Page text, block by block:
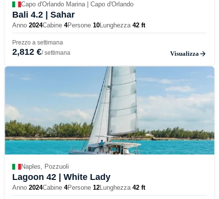
Capo d'Orlando Marina | Capo d'Orlando
Bali 4.2 | Sahar
Anno 2024Cabine 4Persone 10Lunghezza 42 ft
Prezzo a settimana
2,812 €/ settimana Visualizza
Naples, Pozzuoli
Lagoon 42 | White Lady
Anno 2024Cabine 4Persone 12Lunghezza 42 ft